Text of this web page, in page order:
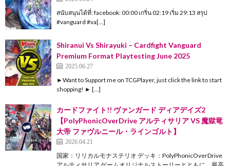
สนับสนุนได้ที่: facebook: 00:00 เกริ่น 02:19 เริ่ม 29:13 สรุป
#vanguard #va[…]
Shiranui Vs Shirayuki – Cardfight Vanguard
Premium Format Playtesting June 2025
2025.06.27
►Want to Support me on TCGPlayer, just click the link to start
shopping! ► […]
カードファイト!! ヴァンガード ディアデイズ2
【PolyPhonicOverDrive アルティサリア VS 魔獄竜
大帝 ファヴルニール・ラインゴルト】
2026.04.21
国家：リリカルモナステリオ デッキ：PolyPhonicOverDrive